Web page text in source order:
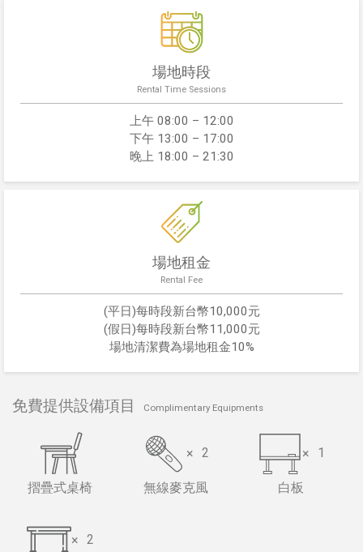
場地時段
Rental Time Sessions
上午 08:00 – 12:00
下午 13:00 – 17:00
晚上 18:00 – 21:30
場地租金
Rental Fee
(平日)每時段新台幣10,000元
(假日)每時段新台幣11,000元
場地清潔費為場地租金10%
免費提供設備項目 Complimentary Equipments
摺疊式桌椅
× 2
無線麥克風
× 1
白板
× 2